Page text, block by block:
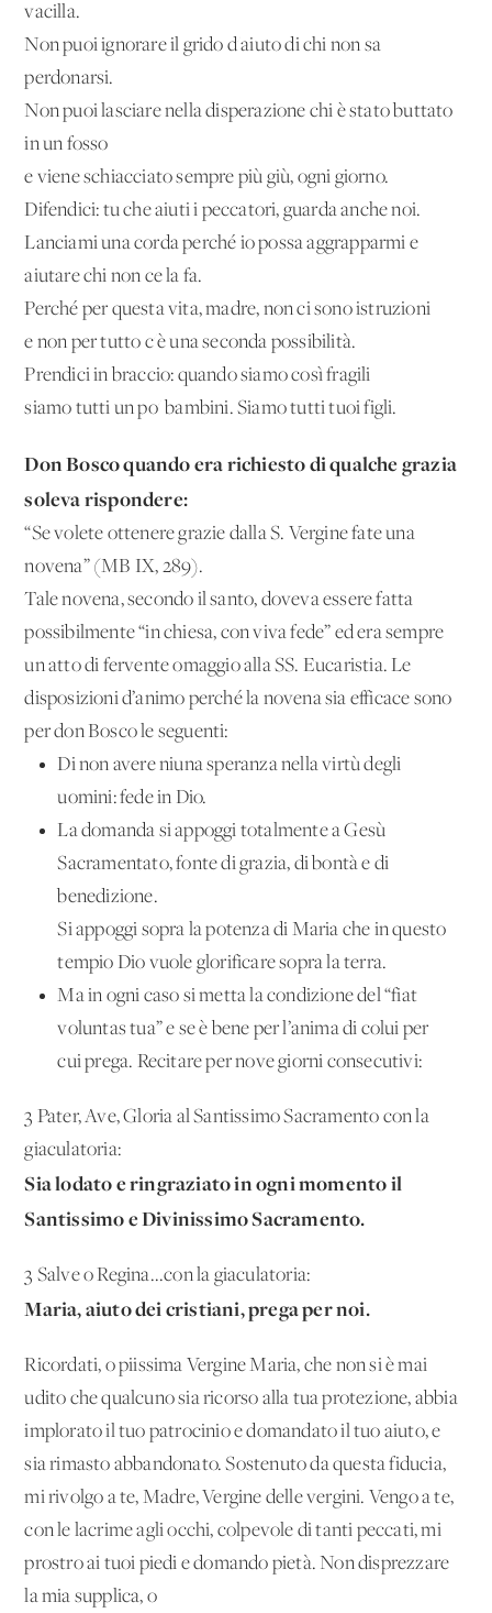
vacilla.
Non puoi ignorare il grido d'aiuto di chi non sa
perdonarsi.
Non puoi lasciare nella disperazione chi è stato buttato
in un fosso
e viene schiacciato sempre più giù, ogni giorno.
Difendici: tu che aiuti i peccatori, guarda anche noi.
Lanciami una corda perché io possa aggrapparmi e
aiutare chi non ce la fa.
Perché per questa vita, madre, non ci sono istruzioni
e non per tutto c'è una seconda possibilità.
Prendici in braccio: quando siamo così fragili
siamo tutti un po' bambini. Siamo tutti tuoi figli.
Don Bosco quando era richiesto di qualche grazia
soleva rispondere:
“Se volete ottenere grazie dalla S. Vergine fate una
novena” (MB IX, 289).
Tale novena, secondo il santo, doveva essere fatta
possibilmente “in chiesa, con viva fede” ed era sempre
un atto di fervente omaggio alla SS. Eucaristia. Le
disposizioni d’animo perché la novena sia efficace sono
per don Bosco le seguenti:
Di non avere niuna speranza nella virtù degli
uomini: fede in Dio.
La domanda si appoggi totalmente a Gesù
Sacramentato, fonte di grazia, di bontà e di
benedizione.
Si appoggi sopra la potenza di Maria che in questo
tempio Dio vuole glorificare sopra la terra.
Ma in ogni caso si metta la condizione del “fiat
voluntas tua” e se è bene per l’anima di colui per
cui prega. Recitare per nove giorni consecutivi:
3 Pater, Ave, Gloria al Santissimo Sacramento con la
giaculatoria:
Sia lodato e ringraziato in ogni momento il
Santissimo e Divinissimo Sacramento.
3 Salve o Regina...con la giaculatoria:
Maria, aiuto dei cristiani, prega per noi.
Ricordati, o piissima Vergine Maria, che non si è mai
udito che qualcuno sia ricorso alla tua protezione, abbia
implorato il tuo patrocinio e domandato il tuo aiuto, e
sia rimasto abbandonato. Sostenuto da questa fiducia,
mi rivolgo a te, Madre, Vergine delle vergini. Vengo a te,
con le lacrime agli occhi, colpevole di tanti peccati, mi
prostro ai tuoi piedi e domando pietà. Non disprezzare
la mia supplica, o